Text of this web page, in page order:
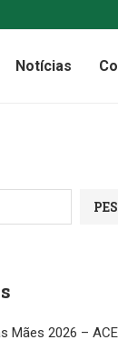
Notícias
Mães 2026 –